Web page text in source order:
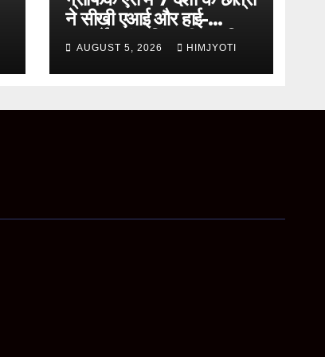
ने सीखी एआई और हाई-
परफॉर्मेंस कंप्यूटिंग की आधुनिक
तकनीकें
AUGUST 5, 2026 HIMJYOTI